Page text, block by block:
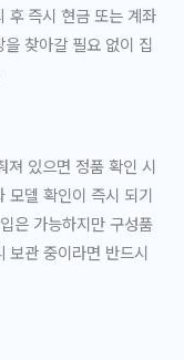
후 즉시 현금 또는 계좌
찾아갈 필요 없이 집
져 있으면 정품 확인 시
모델 확인이 즉시 되기
은 가능하지만 구성품
보관 중이라면 반드시